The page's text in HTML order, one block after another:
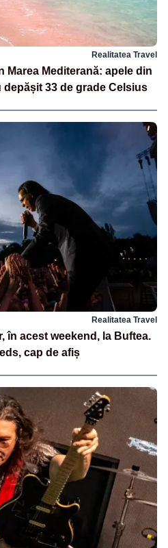
Realitatea Travel
Marea Mediterană: apele din
depășit 33 de grade Celsius
Realitatea Travel
în acest weekend, la Buftea.
cap de afiș